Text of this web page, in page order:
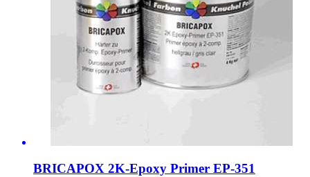
BRICAPOX 2K-Epoxy Primer EP-351